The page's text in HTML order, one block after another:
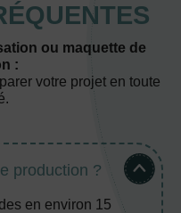
ou maquette de
:
votre projet en toute
production ?
en environ 15